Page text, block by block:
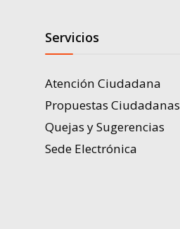
Servicios
Atención Ciudadana
Propuestas Ciudadanas
Quejas y Sugerencias
Sede Electrónica